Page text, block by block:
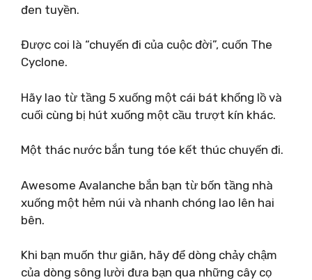
đen tuyền.
Được coi là “chuyến đi của cuộc đời”, cuốn The
Cyclone.
Hãy lao từ tầng 5 xuống một cái bát khổng lồ và
cuối cùng bị hút xuống một cầu trượt kín khác.
Một thác nước bắn tung tóe kết thúc chuyến đi.
Awesome Avalanche bắn bạn từ bốn tầng nhà
xuống một hẻm núi và nhanh chóng lao lên hai
bên.
Khi bạn muốn thư giãn, hãy để dòng chảy chậm
của dòng sông lười đưa bạn qua những cây cọ